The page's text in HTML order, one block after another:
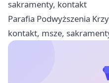
sakramenty, kontakt
Parafia Podwyższenia
kontakt, msze,